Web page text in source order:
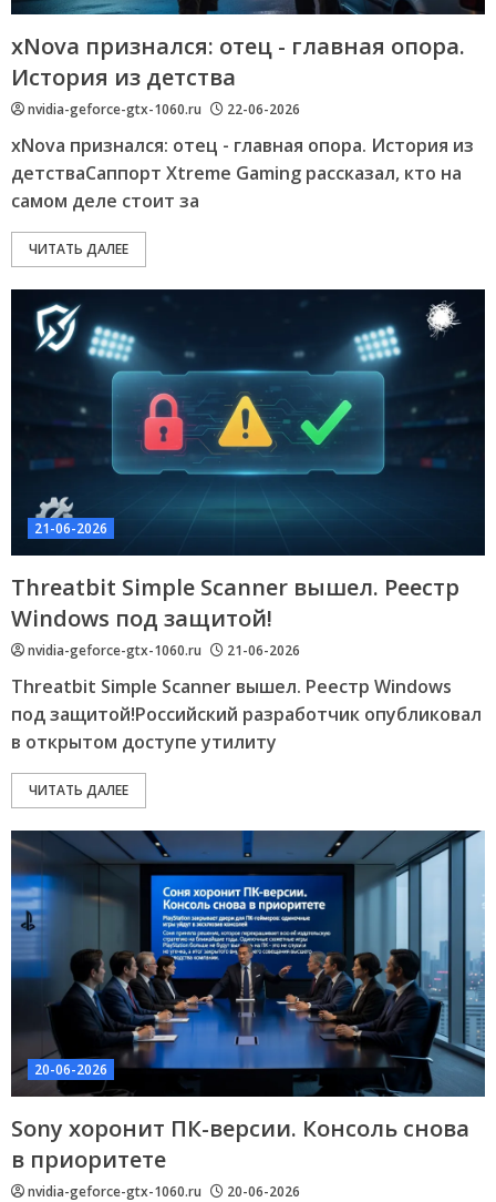
xNova признался: отец - главная опора.
История из детства
nvidia-geforce-gtx-1060.ru 22-06-2026
xNova признался: отец - главная опора. История из
детстваСаппорт Xtreme Gaming рассказал, кто на
самом деле стоит за
ЧИТАТЬ ДАЛЕЕ
21-06-2026
Threatbit Simple Scanner вышел. Реестр
Windows под защитой!
nvidia-geforce-gtx-1060.ru 21-06-2026
Threatbit Simple Scanner вышел. Реестр Windows
под защитой!Российский разработчик опубликовал
в открытом доступе утилиту
ЧИТАТЬ ДАЛЕЕ
20-06-2026
Sony хоронит ПК-версии. Консоль снова
в приоритете
nvidia-geforce-gtx-1060.ru 20-06-2026